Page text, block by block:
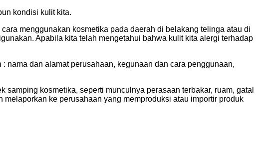
kondisi kulit kita.
menggunakan kosmetika pada daerah di belakang telinga atau di
Apabila kita telah mengetahui bahwa kulit kita alergi terhadap
nama dan alamat perusahaan, kegunaan dan cara penggunaan,
kosmetika, seperti munculnya perasaan terbakar, ruam, gatal
ke perusahaan yang memproduksi atau importir produk